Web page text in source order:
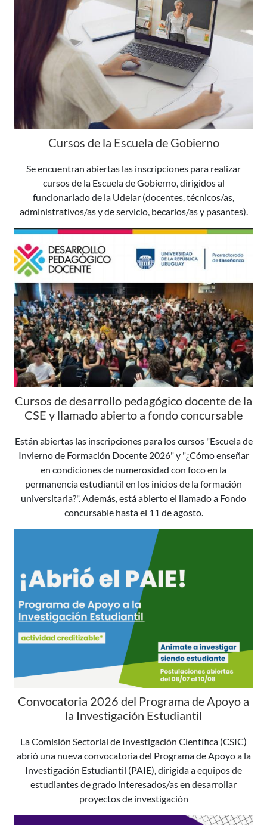
Cursos de la Escuela de Gobierno
Se encuentran abiertas las inscripciones para realizar
cursos de la Escuela de Gobierno, dirigidos al
funcionariado de la Udelar (docentes, técnicos/as,
administrativos/as y de servicio, becarios/as y pasantes).
Cursos de desarrollo pedagógico docente de la
CSE y llamado abierto a fondo concursable
Están abiertas las inscripciones para los cursos "Escuela de
Invierno de Formación Docente 2026" y "¿Cómo enseñar
en condiciones de numerosidad con foco en la
permanencia estudiantil en los inicios de la formación
universitaria?". Además, está abierto el llamado a Fondo
concursable hasta el 11 de agosto.
Convocatoria 2026 del Programa de Apoyo a
la Investigación Estudiantil
La Comisión Sectorial de Investigación Científica (CSIC)
abrió una nueva convocatoria del Programa de Apoyo a la
Investigación Estudiantil (PAIE), dirigida a equipos de
estudiantes de grado interesados/as en desarrollar
proyectos de investigación